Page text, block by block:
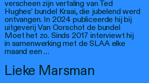
verscheen zijn vertaling van Ted
Hughes’ bundel Kraai, die jubelend werd
ontvangen. In 2024 publiceerde hij bij
uitgeverij Van Oorschot de bundel
Moet het zo. Sinds 2017 interviewt hij
in samenwerking met de SLAA elke
maand een …
Lieke Marsman